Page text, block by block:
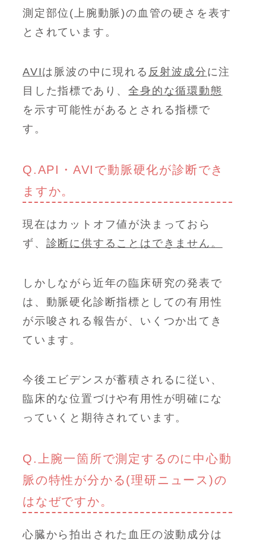
測定部位(上腕動脈)の血管の硬さを表す
とされています。
AVIは脈波の中に現れる 反射波成分 に注
目した指標であり、全身的な循環動態
を示す可能性があるとされる指標で
す。
Q.API・AVIで動脈硬化が診断でき
ますか。
現在はカットオフ値が決まっておら
ず、 診断に供することはできません。
しかしながら近年の臨床研究の発表で
は、動脈硬化診断指標としての有用性
が示唆される報告が、いくつか出てき
ています。
今後エビデンスが蓄積されるに従い、
臨床的な位置づけや有用性が明確にな
っていくと期待されています。
Q.上腕一箇所で測定するのに中心動
脈の特性が分かる(理研ニュース)の
はなぜですか。
心臓から拍出された血圧の波動成分は